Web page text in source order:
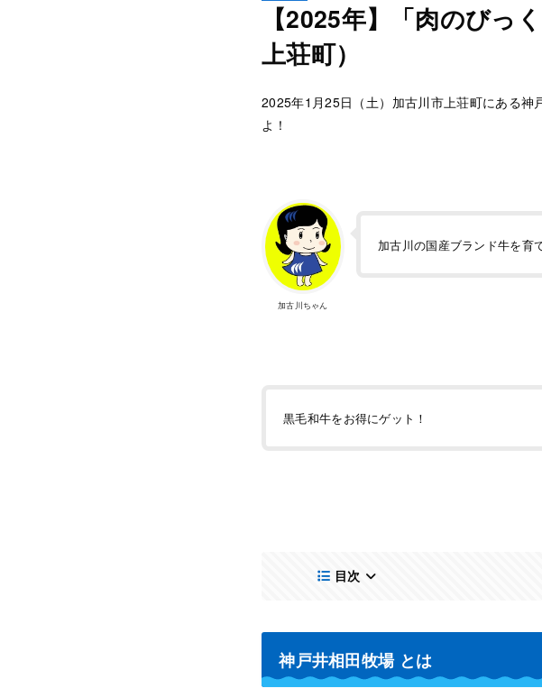
【2025年】「肉のびっ
上荘町）
2025年1月25日（土）加古川市上荘町にある神
よ！
加古川ちゃん
加古川の国産ブランド牛を育
黒毛和牛をお得にゲット！
目次
神戸井相田牧場 とは